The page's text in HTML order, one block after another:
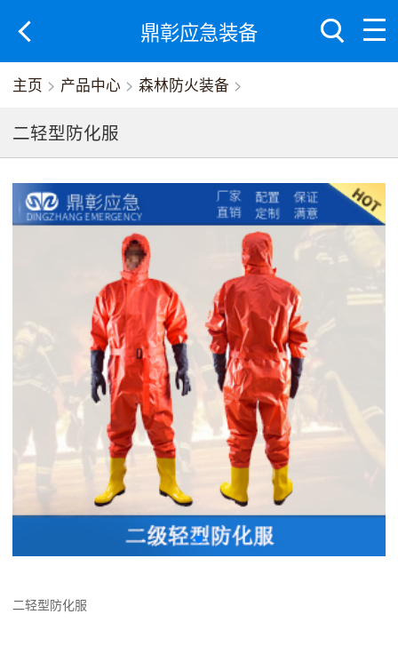
鼎彰应急装备
主页 > 产品中心 > 森林防火装备 >
二轻型防化服
二轻型防化服